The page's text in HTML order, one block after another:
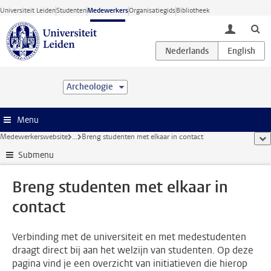
Ga direct naar de inhoud
Universiteit LeidenStudentenMedewerkersOrganisatiegidsBibliotheek
toggle
Archeologie
Menu
Medewerkerswebsite ... Breng studenten met elkaar in contact
Submenu
Breng studenten met elkaar in
contact
Verbinding met de universiteit en met medestudenten
draagt direct bij aan het welzijn van studenten. Op deze
pagina vind je een overzicht van initiatieven die hierop